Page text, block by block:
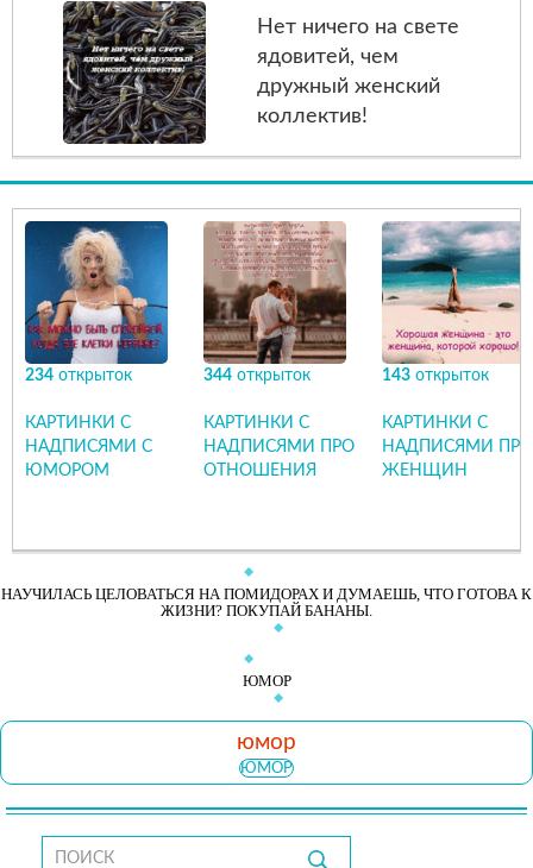
Нет ничего на свете
ядовитей, чем
дружный женский
коллектив!
234 открыток
КАРТИНКИ С
НАДПИСЯМИ С
ЮМОРОМ
344 открыток
КАРТИНКИ С
НАДПИСЯМИ ПРО
ОТНОШЕНИЯ
143 открыток
КАРТИНКИ С
НАДПИСЯМИ ПРО
ЖЕНЩИН
НАУЧИЛАСЬ ЦЕЛОВАТЬСЯ НА ПОМИДОРАХ И ДУМАЕШЬ, ЧТО ГОТОВА К
ЖИЗНИ? ПОКУПАЙ БАНАНЫ.
ЮМОР
юмор
ЮМОР